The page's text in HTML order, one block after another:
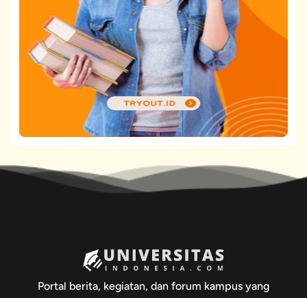
Portal berita, kegiatan, dan forum kampus yang